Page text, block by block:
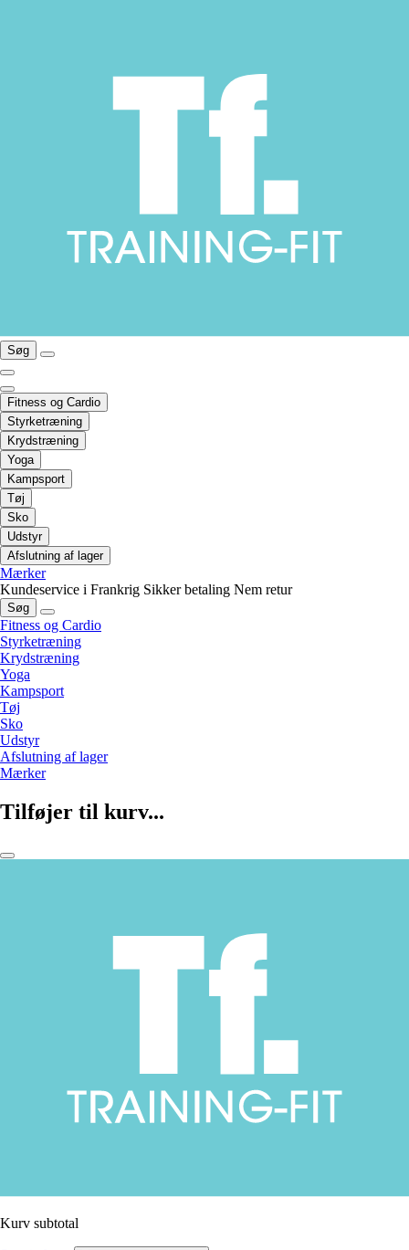
Søg
Fitness og Cardio
Styrketræning
Krydstræning
Yoga
Kampsport
Tøj
Sko
Udstyr
Afslutning af lager
Mærker
Kundeservice i Frankrig Sikker betaling Nem retur
Søg
Fitness og Cardio
Styrketræning
Krydstræning
Yoga
Kampsport
Tøj
Sko
Udstyr
Afslutning af lager
Mærker
Tilføjer til kurv...
Kurv subtotal